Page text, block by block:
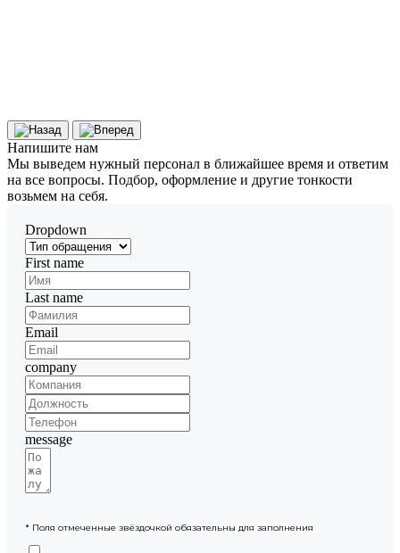
Напишите нам
Мы выведем нужный персонал в ближайшее время и ответим
на все вопросы. Подбор, оформление и другие тонкости
возьмем на себя.
Dropdown
First name
Last name
Email
company
message
* Поля отмеченные звёздочкой обязательны для заполнения